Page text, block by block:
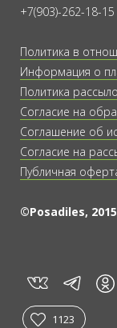
+7(903)-262-18-15
Политика в
Информация о
Политика
Согласие на
Соглашение об
Согласие на
Публичная
©Posadiles,
vk tg in
1123